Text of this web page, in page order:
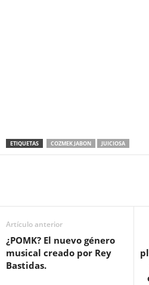
ETIQUETAS COZMEK JABON JUICIOSA
Artículo anterior
¿POMK? El nuevo género
musical creado por Rey
Bastidas.